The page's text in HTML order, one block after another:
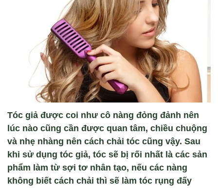
Tóc giả được coi như cô nàng đỏng đảnh nên
lúc nào cũng cần được quan tâm, chiều chuộng
và nhẹ nhàng nên cách chải tóc cũng vậy. Sau
khi sử dụng tóc giả, tóc sẽ bị rối nhất là các sản
phẩm làm từ sợi tơ nhân tạo, nếu các nàng
không biết cách chải thì sẽ làm tóc rụng đấy